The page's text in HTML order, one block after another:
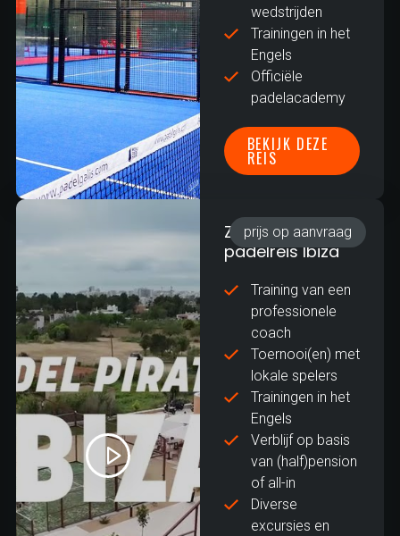
wedstrijden
Trainingen in het
Engels
Officiële
padelacademy
BEKIJK DEZE
REIS
prijs op aanvraag
Zakelijke
padelreis Ibiza
Training van een
professionele
coach
Toernooi(en) met
lokale spelers
Trainingen in het
Engels
Verblijf op basis
van (half)pension
of all-in
Diverse
excursies en